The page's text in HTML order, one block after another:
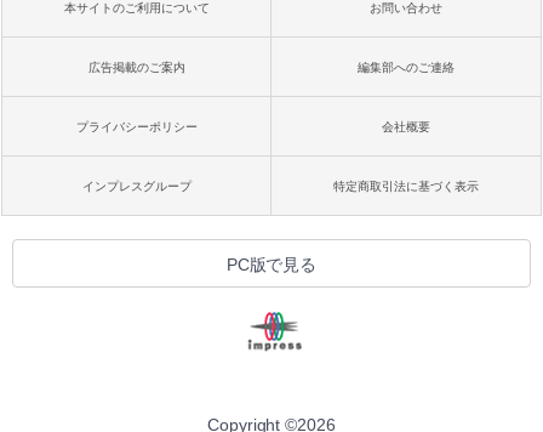
本サイトのご利用について お問い合わせ
広告掲載のご案内 編集部へのご連絡
プライバシーポリシー 会社概要
インプレスグループ 特定商取引法に基づく表示
PC版で見る
Copyright ©2026